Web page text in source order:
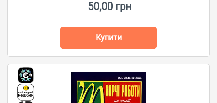
50,00 грн
Купити